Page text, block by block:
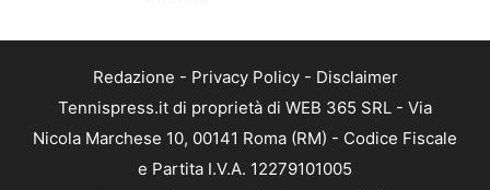
Redazione - Privacy Policy- Disclaimer
Tennispress.it di proprietà di WEB 365 SRL - Via
Nicola Marchese 10, 00141 Roma (RM) - Codice Fiscale
e Partita I.V.A. 12279101005